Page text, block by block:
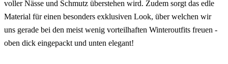
voller Nässe und Schmutz überstehen wird. Zudem sorgt das edle
Material für einen besonders exklusiven Look, über welchen wir
uns gerade bei den meist wenig vorteilhaften Winteroutfits freuen -
oben dick eingepackt und unten elegant!